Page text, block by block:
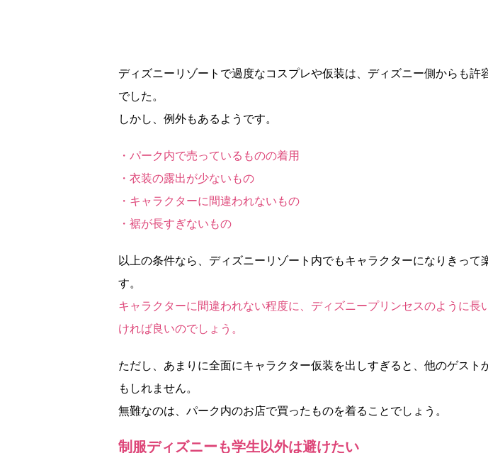
ディズニーリゾートで過度なコスプレや仮装は、ディズニー側からも許
でした。
しかし、例外もあるようです。
・パーク内で売っているものの着用
・衣装の露出が少ないもの
・キャラクターに間違われないもの
・裾が長すぎないもの
以上の条件なら、ディズニーリゾート内でもキャラクターになりきって
す。
キャラクターに間違われない程度に、ディズニープリンセスのように長
ければ良いのでしょう。
ただし、あまりに全面にキャラクター仮装を出しすぎると、他のゲスト
もしれません。
無難なのは、パーク内のお店で買ったものを着ることでしょう。
制服ディズニーも学生以外は避けたい